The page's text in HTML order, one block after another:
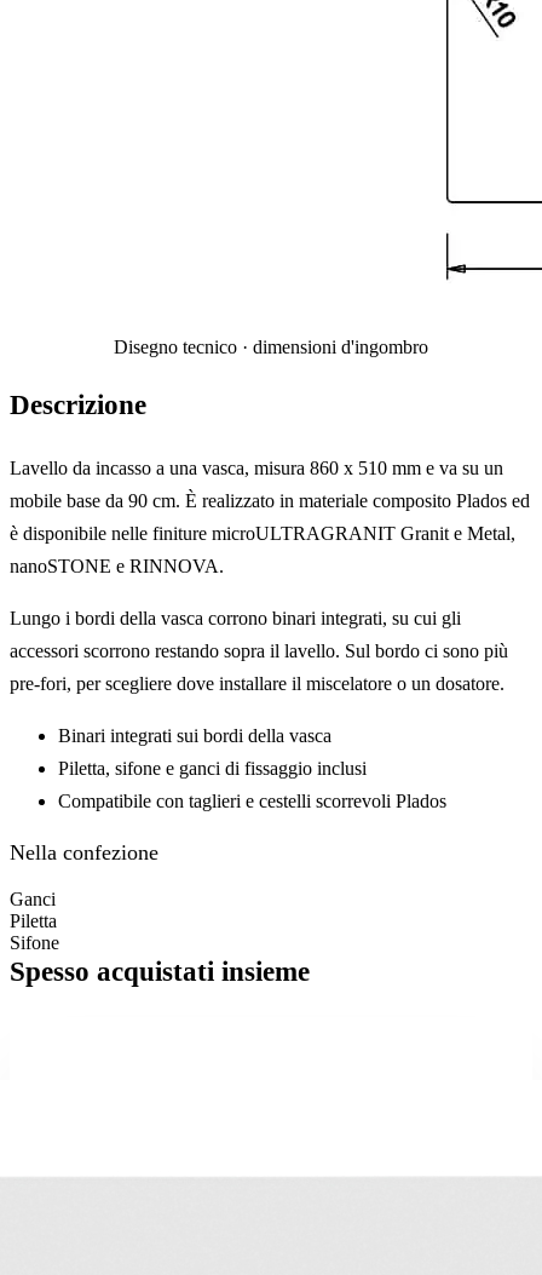
Disegno tecnico · dimensioni d'ingombro
Descrizione
Lavello da incasso a una vasca, misura 860 x 510 mm e va su un
mobile base da 90 cm. È realizzato in materiale composito Plados ed
è disponibile nelle finiture microULTRAGRANIT Granit e Metal,
nanoSTONE e RINNOVA.
Lungo i bordi della vasca corrono binari integrati, su cui gli
accessori scorrono restando sopra il lavello. Sul bordo ci sono più
pre-fori, per scegliere dove installare il miscelatore o un dosatore.
Binari integrati sui bordi della vasca
Piletta, sifone e ganci di fissaggio inclusi
Compatibile con taglieri e cestelli scorrevoli Plados
Nella confezione
Ganci
Piletta
Sifone
Spesso acquistati insieme